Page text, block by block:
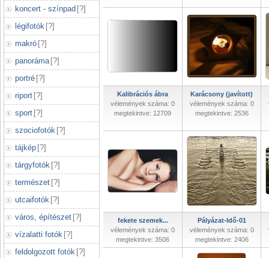
koncert - színpad [?]
légifotók [?]
makró [?]
panoráma [?]
portré [?]
riport [?]
sport [?]
szociofotók [?]
tájkép [?]
tárgyfotók [?]
természet [?]
utcaifotók [?]
város, építészet [?]
vízalatti fotók [?]
feldolgozott fotók [?]
Kalibrációs ábra
vélemények száma: 0
megtekintve: 12709
Karácsony (javított)
vélemények száma: 0
megtekintve: 2536
fekete szemek...
vélemények száma: 0
megtekintve: 3506
Pályázat-Idő-01
vélemények száma: 0
megtekintve: 2406